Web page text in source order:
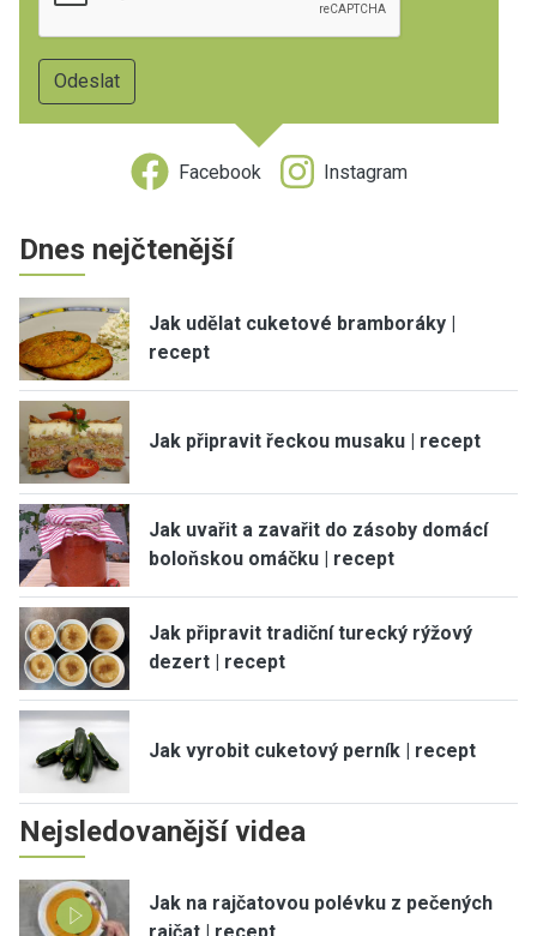
Facebook Instagram
Dnes nejčtenější
Jak udělat cuketové bramboráky |
recept
Jak připravit řeckou musaku | recept
Jak uvařit a zavařit do zásoby domácí
boloňskou omáčku | recept
Jak připravit tradiční turecký rýžový
dezert | recept
Jak vyrobit cuketový perník | recept
Nejsledovanější videa
Jak na rajčatovou polévku z pečených
rajčat | recept